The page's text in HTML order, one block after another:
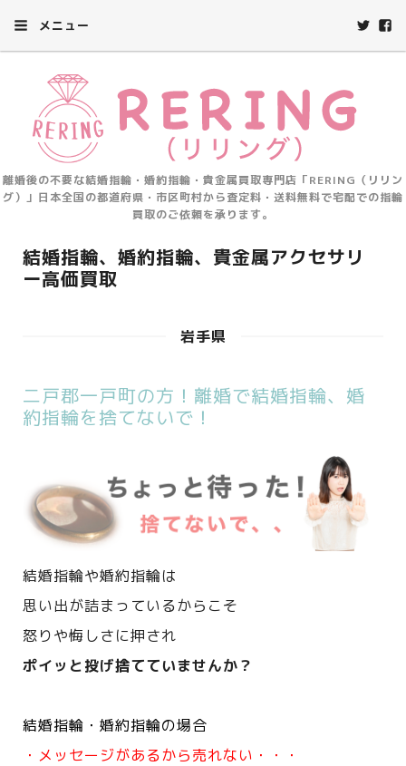
メニュー
離婚後の不要な結婚指輪・婚約指輪・貴金属買取専門店「RERING（リリン
グ）」日本全国の都道府県・市区町村から査定料・送料無料で宅配での指輪
買取のご依頼を承ります。
結婚指輪、婚約指輪、貴金属アクセサリ
ー高価買取
岩手県
二戸郡一戸町の方！離婚で結婚指輪、婚
約指輪を捨てないで！
結婚指輪や婚約指輪は
思い出が詰まっているからこそ
怒りや悔しさに押され
ポイッと投げ捨てていませんか？
結婚指輪・婚約指輪の場合
・メッセージがあるから売れない・・・